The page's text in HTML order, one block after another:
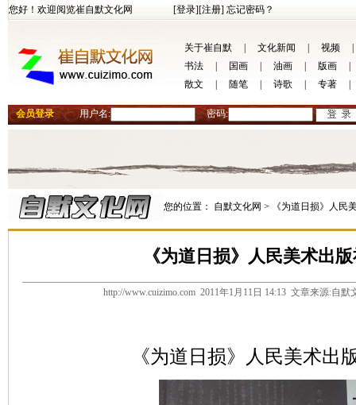
您好！欢迎阅览崔自默文化网 [登录][注册] 忘记密码？
关于崔自默 文化新闻 视频
书法
国画 油画 版画
散文
随笔 诗歌 专著
会员登录 用户名: 密码:
您的位置： 自默文化网 > 《为道日损》人民
《为道日损》人民美术出
http://www.cuizimo.com 2011年1月11日 14:13 文章来源:自
《为道日损》人民美术出